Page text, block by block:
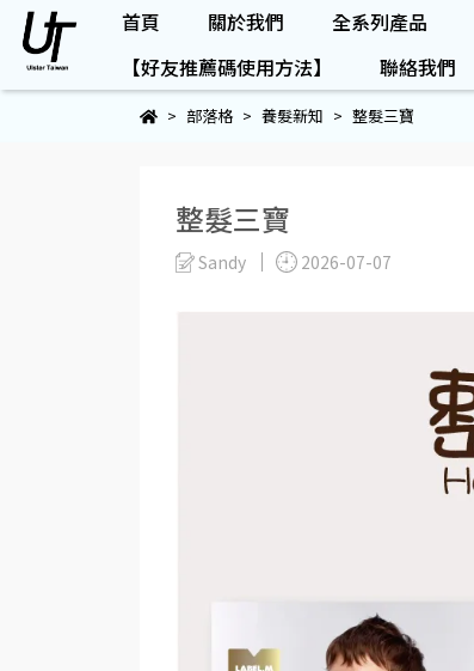
首頁 關於我們 全系列產品
【好友推薦碼使用方法】
聯絡我們
部落格 養髮新知 整髮三寶
整髮三寶
Sandy 2026-07-07